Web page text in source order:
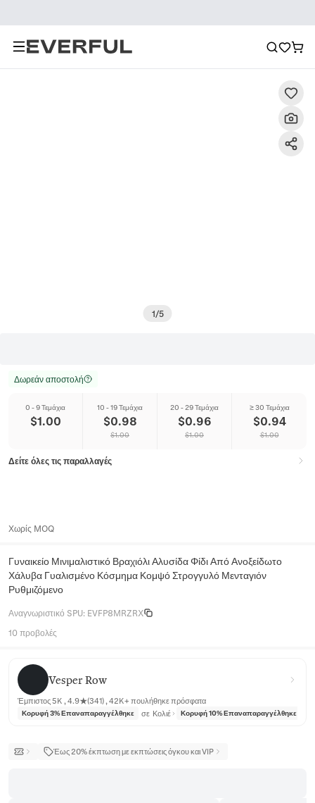
1/5
Δωρεάν αποστολή
0 - 9 Τεμάχια
$1.00
10 - 19 Τεμάχια
$0.98
$1.00
20 - 29 Τεμάχια
$0.96
$1.00
≥ 30 Τεμάχια
$0.94
$1.00
Δείτε όλες τις παραλλαγές
Χωρίς MOQ
Γυναικείο Μινιμαλιστικό Βραχιόλι Αλυσίδα Φίδι Από Ανοξείδωτο
Χάλυβα Γυαλισμένο Κόσμημα Κομψό Στρογγυλό Μενταγιόν
Ρυθμιζόμενο
Αναγνωριστικό SPU: EVFP8MRZRX
10 προβολές
Vesper Row
Vesper Row
Έμπιστος 5K , 4.9★(341) , 42K+ πουλήθηκε πρόσφατα
Κορυφή 3% Επαναπαραγγέλθηκε σε Κολιέ Κορυφή 10% Επαναπαραγγέλθηκε
Έως 20% έκπτωση με εκπτώσεις όγκου και VIP